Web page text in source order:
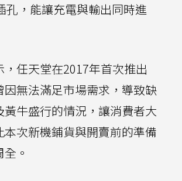
孔，能讓充電與輸出同時進
，任天堂在2017年首次推出
因無法滿足市場需求，導致缺
黃牛盛行的情況，讓消費者大
本次新機鋪貨與開賣前的準備
。